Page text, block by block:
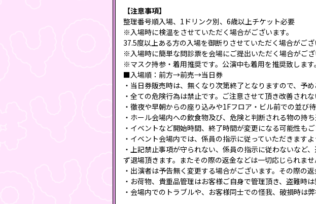
【注意事項】
整理番号順入場、1ドリンク別、6歳以上チケット必要
※入場時に検温をさせていただく場合がございます。
37.5度以上ある方の入場を御断りさせていただく場合がござ
※入場時に簡単な問診票を会場にご提出いただく場合がござ
※マスク持参・着用推奨です。公演中も着用を推奨致します。
■入場順：前方→前売→当日券
・当日券販売時は、無くなり次第終了となりますので、予め
・全ての危険行為は禁止です。ご注意させて頂き改善され
・徹夜や早朝からの座り込みや1Fフロア・ビル前での並び
・ホール会場内への飲食物及び、危険と判断される物の持
・イベントなど開始時間、終了時間が変更になる可能性も
・イベント会場内では、係員の指示に従っていただきます
・上記禁止事項が守られない、係員の指示に従わないなど
ず退場頂きます。またその際の返金などは一切応じられま
・出演者は予告無く変更する場合がございます。その際の
・お荷物、貴重品管理はお客様ご自身で管理頂き、盗難時
・会場内でのトラブルや、お客様同士での怪我、破損時は